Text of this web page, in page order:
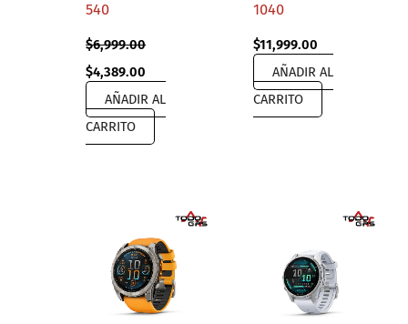
540
$6,999.00
Original
price
was:
$6,999.00.
$4,389.00
price
is:
$4,389.00.
AÑADIR AL
CARRITO
1040
$11,999.00
AÑADIR AL
CARRITO